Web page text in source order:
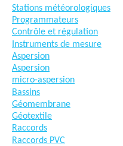
Stations météorologiques
Programmateurs
Contrôle et régulation
Instruments de mesure
Aspersion
Aspersion
micro-aspersion
Bassins
Géomembrane
Géotextile
Raccords
Raccords PVC